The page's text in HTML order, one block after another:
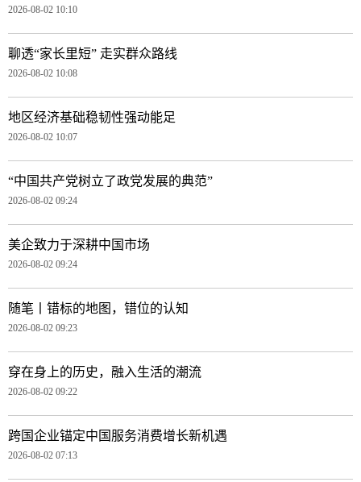
2026-08-02 10:10
聊透“家长里短” 走实群众路线
2026-08-02 10:08
地区经济基础稳韧性强动能足
2026-08-02 10:07
“中国共产党树立了政党发展的典范”
2026-08-02 09:24
美企致力于深耕中国市场
2026-08-02 09:24
随笔丨错标的地图，错位的认知
2026-08-02 09:23
穿在身上的历史，融入生活的潮流
2026-08-02 09:22
跨国企业锚定中国服务消费增长新机遇
2026-08-02 07:13